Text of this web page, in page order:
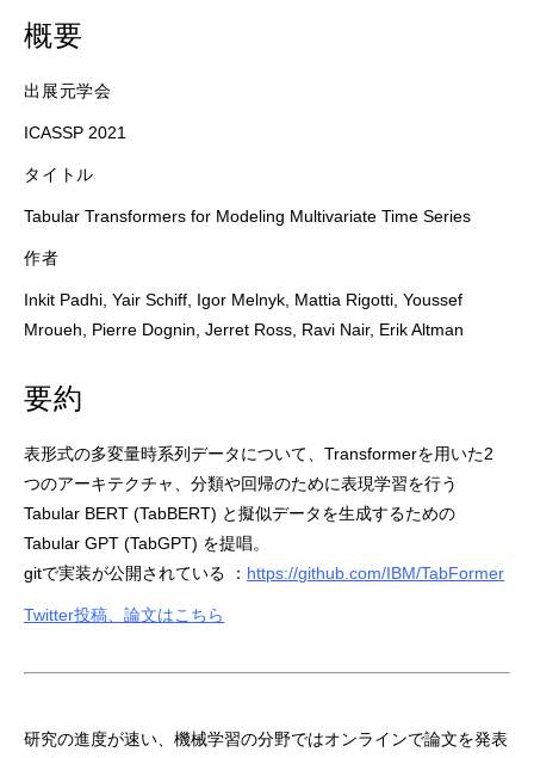
概要
出展元学会
ICASSP 2021
タイトル
Tabular Transformers for Modeling Multivariate Time Series
作者
Inkit Padhi, Yair Schiff, Igor Melnyk, Mattia Rigotti, Youssef
Mroueh, Pierre Dognin, Jerret Ross, Ravi Nair, Erik Altman
要約
表形式の多変量時系列データについて、Transformerを用いた2
つのアーキテクチャ、分類や回帰のために表現学習を行う
Tabular BERT (TabBERT) と擬似データを生成するための
Tabular GPT (TabGPT) を提唱。
gitで実装が公開されている ： https://github.com/IBM/TabFormer
Twitter投稿、論文はこちら
研究の進度が速い、機械学習の分野ではオンラインで論文を発表